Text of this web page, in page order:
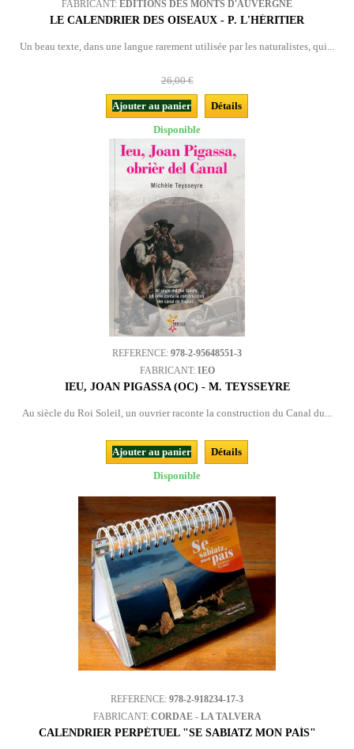
FABRICANT: EDITIONS DES MONTS D'AUVERGNE
LE CALENDRIER DES OISEAUX - P. L'HÉRITIER
Un beau texte, dans une langue rarement utilisée par les naturalistes, qui...
26,00 €
Ajouter au panier
Détails
Disponible
REFERENCE: 978-2-95648551-3
FABRICANT: IEO
IEU, JOAN PIGASSA (OC) - M. TEYSSEYRE
Au siècle du Roi Soleil, un ouvrier raconte la construction du Canal du...
Ajouter au panier
Détails
Disponible
REFERENCE: 978-2-918234-17-3
FABRICANT: CORDAE - LA TALVERA
CALENDRIER PERPÉTUEL "SE SABIATZ MON PAÍS"